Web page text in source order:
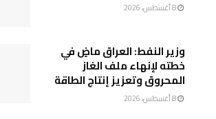
وزير النفط: العراق ماضٍ في
خطته لإنهاء ملف الغاز
المحروق وتعزيز إنتاج الطاقة